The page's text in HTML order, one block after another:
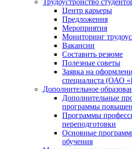
Трудоустройство
Центр карьеры
Предложения
Мероприятия
Мониторинг
Вакансии
Составить резюме
Полезные советы
Заявка на
специалиста (ОАО
Дополнительное
Дополнительные
программы
Программы
переподготовки
Основные
обучения